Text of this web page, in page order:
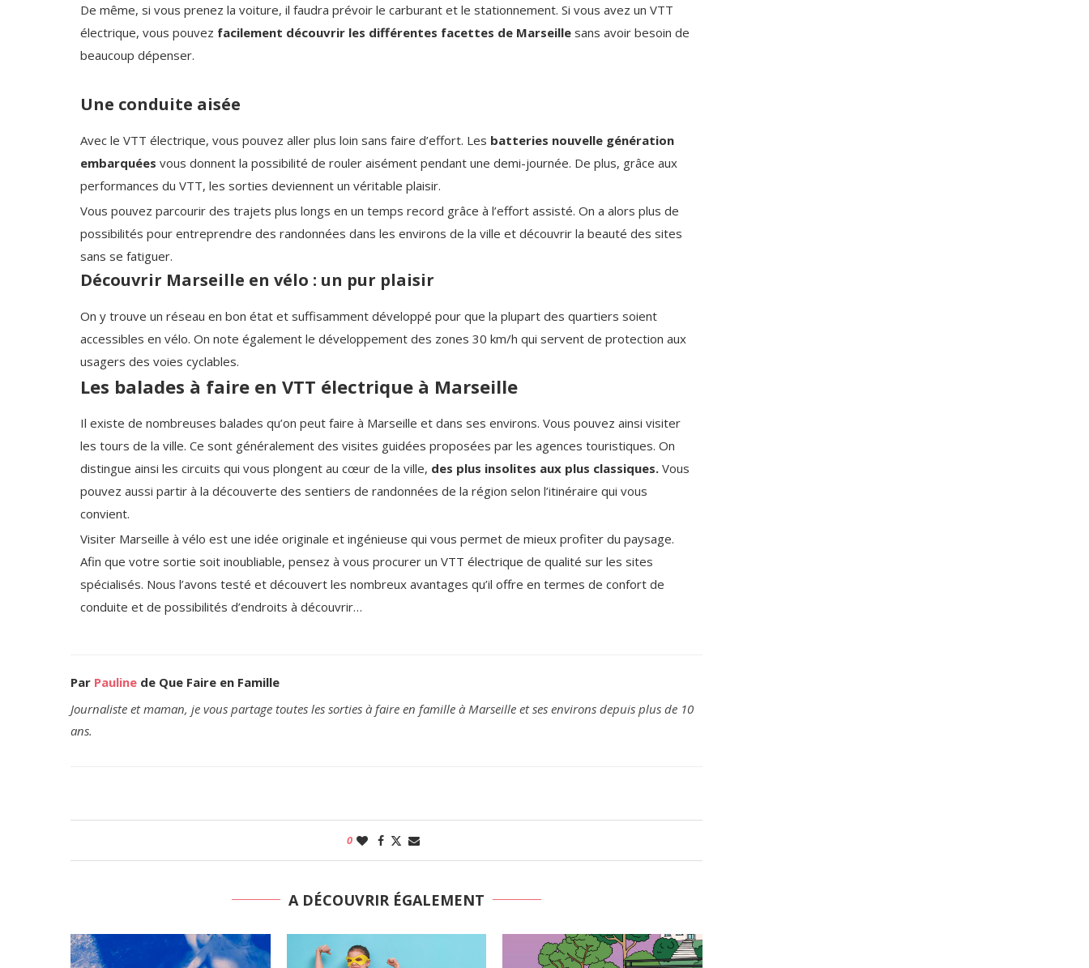
De même, si vous prenez la voiture, il faudra prévoir le carburant et le stationnement. Si vous avez un VTT
électrique, vous pouvez facilement découvrir les différentes facettes de Marseille sans avoir besoin de
beaucoup dépenser.
Une conduite aisée
Avec le VTT électrique, vous pouvez aller plus loin sans faire d’effort. Les batteries nouvelle génération
embarquées vous donnent la possibilité de rouler aisément pendant une demi-journée. De plus, grâce aux
performances du VTT, les sorties deviennent un véritable plaisir.
Vous pouvez parcourir des trajets plus longs en un temps record grâce à l’effort assisté. On a alors plus de
possibilités pour entreprendre des randonnées dans les environs de la ville et découvrir la beauté des sites
sans se fatiguer.
Découvrir Marseille en vélo : un pur plaisir
On y trouve un réseau en bon état et suffisamment développé pour que la plupart des quartiers soient
accessibles en vélo. On note également le développement des zones 30 km/h qui servent de protection aux
usagers des voies cyclables.
Les balades à faire en VTT électrique à Marseille
Il existe de nombreuses balades qu’on peut faire à Marseille et dans ses environs. Vous pouvez ainsi visiter
les tours de la ville. Ce sont généralement des visites guidées proposées par les agences touristiques. On
distingue ainsi les circuits qui vous plongent au cœur de la ville, des plus insolites aux plus classiques. Vous
pouvez aussi partir à la découverte des sentiers de randonnées de la région selon l’itinéraire qui vous
convient.
Visiter Marseille à vélo est une idée originale et ingénieuse qui vous permet de mieux profiter du paysage.
Afin que votre sortie soit inoubliable, pensez à vous procurer un VTT électrique de qualité sur les sites
spécialisés. Nous l’avons testé et découvert les nombreux avantages qu’il offre en termes de confort de
conduite et de possibilités d’endroits à découvrir…
Par Pauline de Que Faire en Famille
Journaliste et maman, je vous partage toutes les sorties à faire en famille à Marseille et ses environs depuis plus de 10
ans.
0
A DÉCOUVRIR ÉGALEMENT